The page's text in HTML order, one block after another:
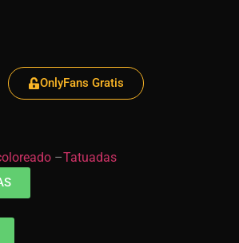
OnlyFans Gratis
–Tatuadas